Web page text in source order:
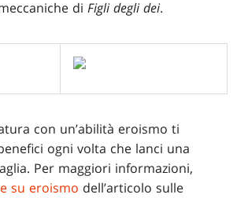
diFigli degli dei.
con un’abilità eroismo ti
ogni volta che lanci una
Per maggiori informazioni,
su eroismo dell’articolo sulle